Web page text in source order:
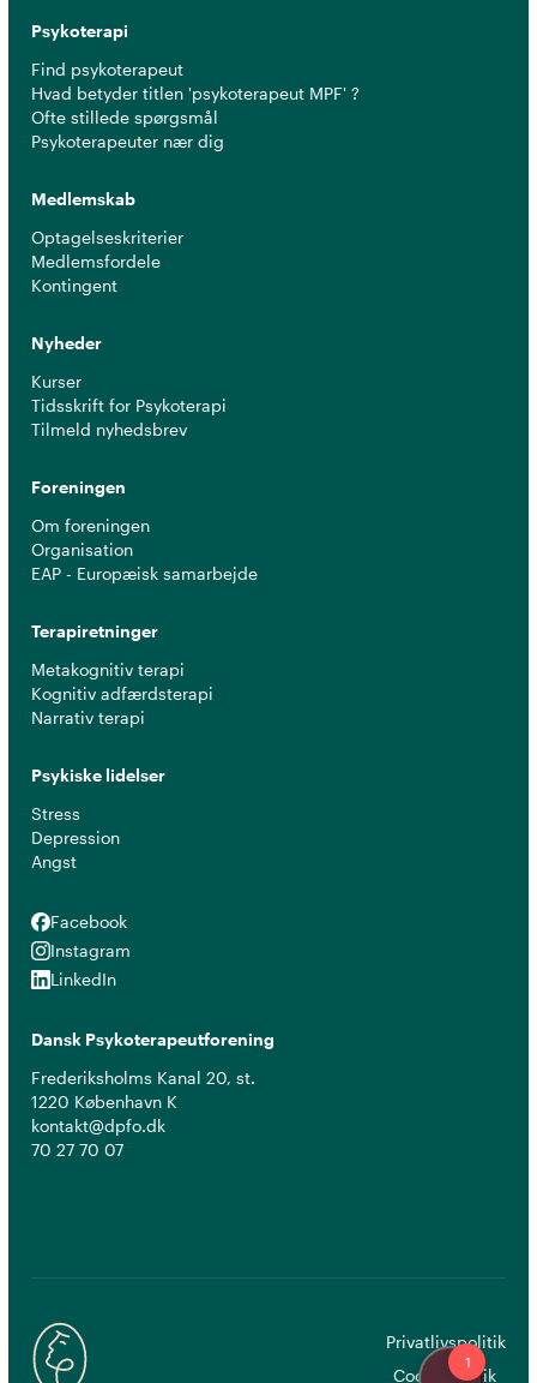
Psykoterapi
Find psykoterapeut
Hvad betyder titlen 'psykoterapeut MPF' ?
Ofte stillede spørgsmål
Psykoterapeuter nær dig
Medlemskab
Optagelseskriterier
Medlemsfordele
Kontingent
Nyheder
Kurser
Tidsskrift for Psykoterapi
Tilmeld nyhedsbrev
Foreningen
Om foreningen
Organisation
EAP - Europæisk samarbejde
Terapiretninger
Metakognitiv terapi
Kognitiv adfærdsterapi
Narrativ terapi
Psykiske lidelser
Stress
Depression
Angst
Facebook
Facebook
Instagram
Instagram
LinkedIn
LinkedIn
Dansk Psykoterapeutforening
Frederiksholms Kanal 20, st.
1220 København K
kontakt@dpfo.dk
70 27 70 07
Privatlivspolitik
Cookiepolitik